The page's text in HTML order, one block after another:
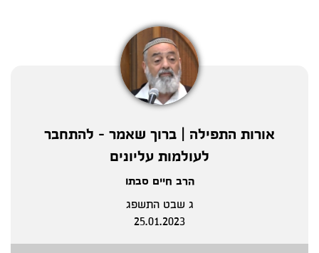
אורות התפילה | ברוך שאמר - להתחבר
לעולמות עליונים
הרב חיים סבתו
ג שבט התשפג
25.01.2023